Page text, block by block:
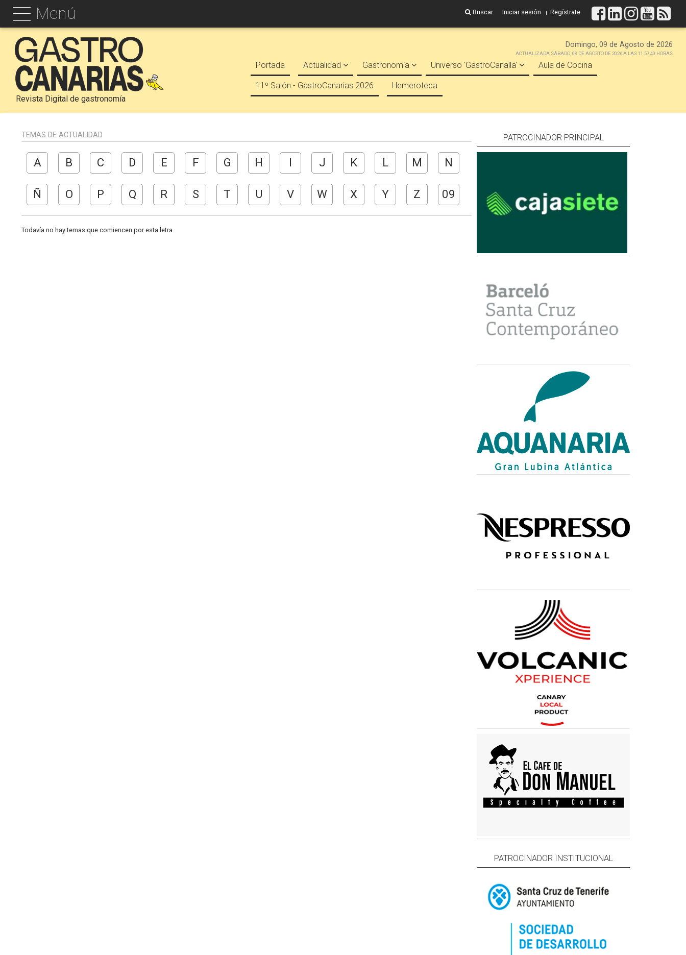
Menú Buscar Iniciar sesión Regístrate
Revista Digital de gastronomía
Domingo, 09 de Agosto de 2026
ACTUALIZADA SÁBADO, 08 DE AGOSTO DE 2026 A LAS 11:57:40 HORAS
Portada Actualidad Gastronomía Universo 'GastroCanalla' Aula de Cocina
11º Salón - GastroCanarias 2026 Hemeroteca
TEMAS DE ACTUALIDAD
A B C D E F G H I J K L M N
Ñ O P Q R S T U V W X Y Z 09
Todavía no hay temas que comiencen por esta letra
PATROCINADOR PRINCIPAL
PATROCINADOR INSTITUCIONAL